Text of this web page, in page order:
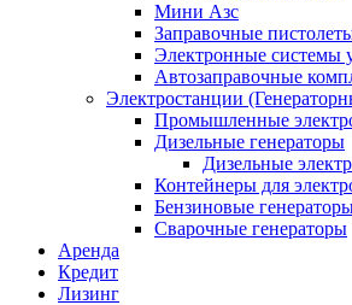
Мини Азс
Заправочные
Электронные системы
Автозаправочные
Электростанции
Промышленные
Дизельные генераторы
Дизельные
Контейнеры для
Бензиновые
Сварочные генераторы
Аренда
Кредит
Лизинг